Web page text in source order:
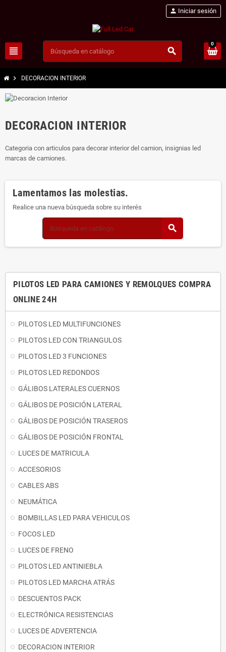
view_headline search
person Iniciar sesión
0
chevron_right DECORACION INTERIOR
PILOTOS LED PARA CAMIONES Y REMOLQUES COMPRA
ONLINE 24H
PILOTOS LED MULTIFUNCIONES
PILOTOS LED CON TRIANGULOS
PILOTOS LED 3 FUNCIONES
PILOTOS LED REDONDOS
GÁLIBOS LATERALES CUERNOS
GÁLIBOS DE POSICIÓN LATERAL
GÁLIBOS DE POSICIÓN TRASEROS
GÁLIBOS DE POSICIÓN FRONTAL
LUCES DE MATRICULA
ACCESORIOS
CABLES ABS
NEUMÁTICA
BOMBILLAS LED PARA VEHICULOS
FOCOS LED
LUCES DE FRENO
PILOTOS LED ANTINIEBLA
PILOTOS LED MARCHA ATRÁS
DESCUENTOS PACK
ELECTRÓNICA RESISTENCIAS
LUCES DE ADVERTENCIA
DECORACION INTERIOR
DECORACION INTERIOR
Categoria con articulos para decorar interior del camion, insignias led
marcas de camiones.
Lamentamos las molestias.
Realice una nueva búsqueda sobre su interés
search